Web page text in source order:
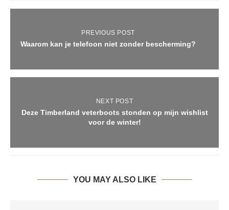
PREVIOUS POST
Waarom kan je telefoon niet zonder bescherming?
NEXT POST
Deze Timberland veterboots stonden op mijn wishlist
voor de winter!
YOU MAY ALSO LIKE